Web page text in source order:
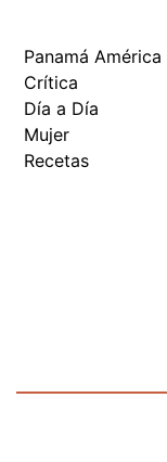
Panamá América
Crítica
Día a Día
Mujer
Recetas